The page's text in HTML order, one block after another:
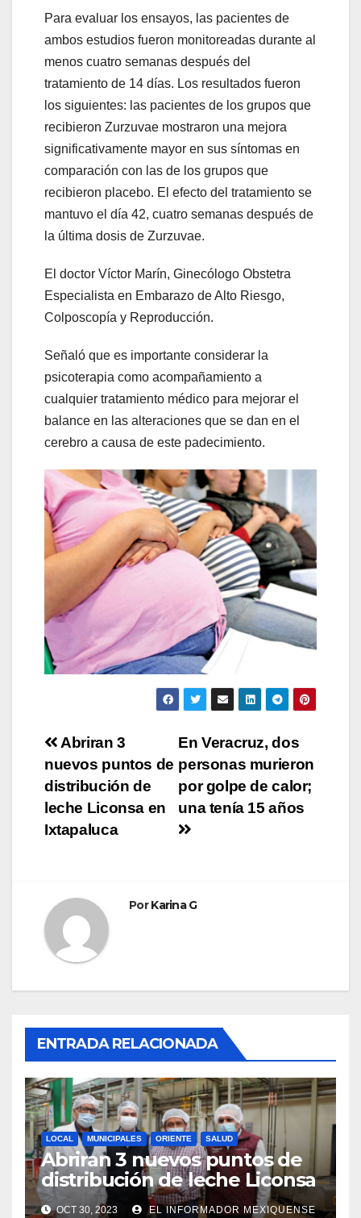
Para evaluar los ensayos, las pacientes de
ambos estudios fueron monitoreadas durante al
menos cuatro semanas después del
tratamiento de 14 días. Los resultados fueron
los siguientes: las pacientes de los grupos que
recibieron Zurzuvae mostraron una mejora
significativamente mayor en sus síntomas en
comparación con las de los grupos que
recibieron placebo. El efecto del tratamiento se
mantuvo el día 42, cuatro semanas después de
la última dosis de Zurzuvae.
El doctor Víctor Marín, Ginecólogo Obstetra
Especialista en Embarazo de Alto Riesgo,
Colposcopía y Reproducción.
Señaló que es importante considerar la
psicoterapia como acompañamiento a
cualquier tratamiento médico para mejorar el
balance en las alteraciones que se dan en el
cerebro a causa de este padecimiento.
Navegación
de
entradas
En Veracruz, dos
personas murieron
por golpe de calor;
una tenía 15 años
Abriran 3
nuevos puntos de
distribución de
leche Liconsa en
Ixtapaluca
PorKarina G
ENTRADA RELACIONADA
LOCAL MUNICIPALES ORIENTE SALUD
Abriran 3 nuevos puntos de
distribución de leche Liconsa
en Ixtapaluca
OCT 30, 2023 EL INFORMADOR MEXIQUENSE